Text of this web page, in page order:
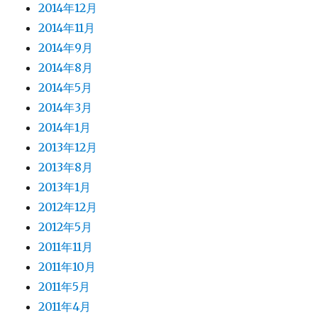
2014年12月
2014年11月
2014年9月
2014年8月
2014年5月
2014年3月
2014年1月
2013年12月
2013年8月
2013年1月
2012年12月
2012年5月
2011年11月
2011年10月
2011年5月
2011年4月